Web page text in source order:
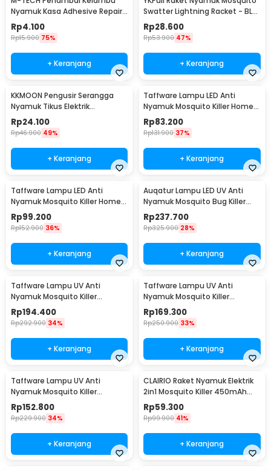
Nyamuk Kasa Adhesive Repair
Patch 6 PCS - TP10-P
Rp4.100
Rp15.900 75%
+ Keranjang
Swatter Lightning Racket - BL-
186
Rp28.600
Rp53.900 47%
+ Keranjang
KKMOON Pengusir Serangga
Nyamuk Tikus Elektrik
Ultrasonik - PR24
Rp24.100
Rp46.900 49%
+ Keranjang
Taffware Lampu LED Anti
Nyamuk Mosquito Killer Home
Usage 8W 29cm - TF-500
Rp83.200
Rp131.900 37%
+ Keranjang
Taffware Lampu LED Anti
Nyamuk Mosquito Killer Home
Usage 8W 39cm - TF-500
Rp99.200
Rp152.900 36%
+ Keranjang
Auqatur Lampu LED UV Anti
Nyamuk Mosquito Bug Killer
20W 220V - QH50C-20W
Rp237.700
Rp325.900 28%
+ Keranjang
Taffware Lampu UV Anti
Nyamuk Mosquito Killer
Industrial Usage 40W - AP-700
Rp194.400
Rp292.900 34%
+ Keranjang
Taffware Lampu UV Anti
Nyamuk Mosquito Killer
Industrial Usage 30W - AP-725
Rp169.300
Rp250.900 33%
+ Keranjang
Taffware Lampu UV Anti
Nyamuk Mosquito Killer
Industrial Usage 20W - AP-725
Rp152.800
Rp229.900 34%
+ Keranjang
CLAIRIO Raket Nyamuk Elektrik
2in1 Mosquito Killer 450mAh
2700V - CR-3
Rp59.300
Rp99.900 41%
+ Keranjang